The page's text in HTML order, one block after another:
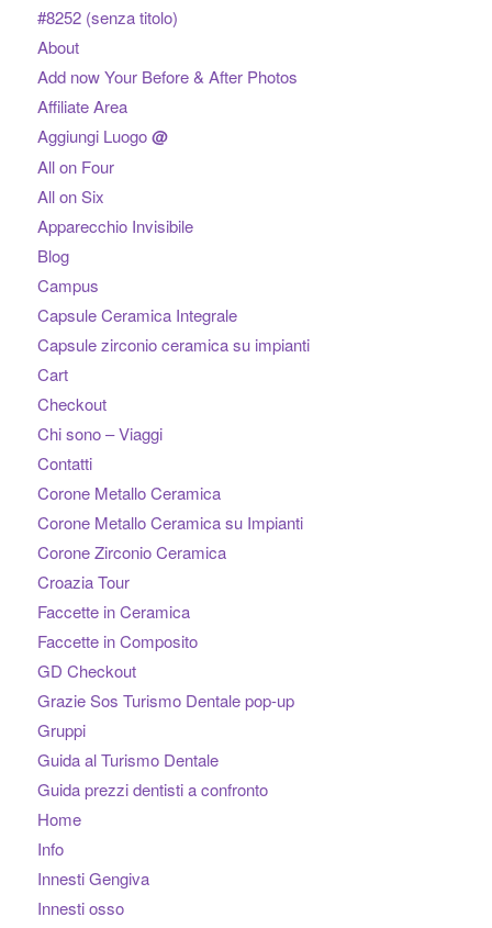
#8252 (senza titolo)
About
Add now Your Before & After Photos
Affiliate Area
Aggiungi Luogo@
All on Four
All on Six
Apparecchio Invisibile
Blog
Campus
Capsule Ceramica Integrale
Capsule zirconio ceramica su impianti
Cart
Checkout
Chi sono – Viaggi
Contatti
Corone Metallo Ceramica
Corone Metallo Ceramica su Impianti
Corone Zirconio Ceramica
Croazia Tour
Faccette in Ceramica
Faccette in Composito
GD Checkout
Grazie Sos Turismo Dentale pop-up
Gruppi
Guida al Turismo Dentale
Guida prezzi dentisti a confronto
Home
Info
Innesti Gengiva
Innesti osso